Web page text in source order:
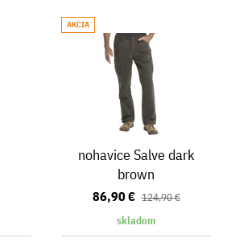
AKCIA
nohavice Salve dark
brown
86,90 € 124,90 €
skladom